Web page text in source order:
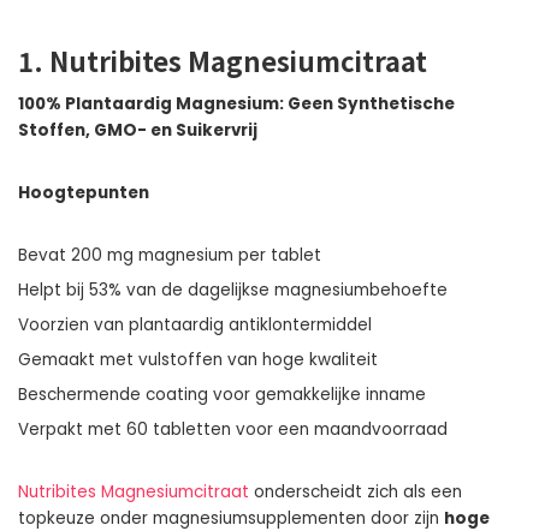
1. Nutribites Magnesiumcitraat
100% Plantaardig Magnesium: Geen Synthetische
Stoffen, GMO- en Suikervrij
Hoogtepunten
Bevat 200 mg magnesium per tablet
Helpt bij 53% van de dagelijkse magnesiumbehoefte
Voorzien van plantaardig antiklontermiddel
Gemaakt met vulstoffen van hoge kwaliteit
Beschermende coating voor gemakkelijke inname
Verpakt met 60 tabletten voor een maandvoorraad
Nutribites Magnesiumcitraat onderscheidt zich als een
topkeuze onder magnesiumsupplementen door zijn hoge